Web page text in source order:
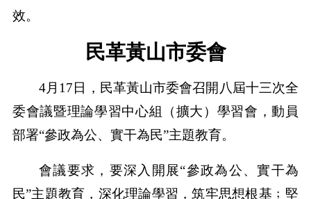
效。
民革黃山市委會
4月17日，民革黃山市委會召開八屆十三次全
委會議暨理論學習中心組（擴大）學習會，動員
部署“參政為公、實干為民”主題教育。
會議要求，要深入開展“參政為公、實干為
民”主題教育，深化理論學習，筑牢思想根基﹔堅